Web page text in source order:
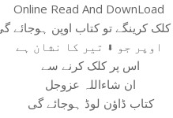
Online Read And DownLoad
اس پر کلک کرنے سے
ان شاءاللہ عزوجل
کتاب ڈاؤن لوڈ ہوجائے گی